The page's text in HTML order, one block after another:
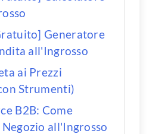
Generatore
all'Ingrosso
ai Prezzi
Strumenti)
B2B: Come
all'Ingrosso